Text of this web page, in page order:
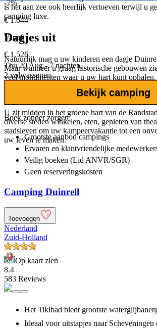
is het aan zee ook heerlijk vertoeven terwijl u
camping luxe.
Dagjes uit
Natuurlijk mag u uw kinderen een dagje
Maar wanneer u graag historische gebouwen
veel monumenten waar u uw hart kunt
verblijf op de camping met Pinksteren moet u
U zit midden in het groene hart van de
diverse steden winkelen, eten, genieten van
stadsleven om uw kampeervakantie tot een
uw leven te maken.
-7%
€ 1.644
Vanaf:
€ 1.526
Thu 20 Aug - 7 nachten,
2 volwassenen
Bekijk camping
Boek zonder zorgen
Grootste aanbodcampings
Ervaren en klantvriendelijke
Veilig boeken (Lid ANVR/SGR)
Geen reserveringskosten
Camping Duinrell
Toevoegen
Nederland
Zuid-Holland
Op kaart zien
8.4
583 Reviews
Het Tikibad biedt grootste
Ideaal voor uitstapjes naar Scheveningen